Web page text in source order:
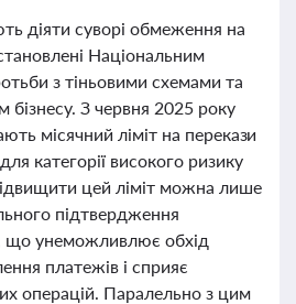
діяти суворі обмеження на
Національним
з тіньовими схемами та
З червня 2025 року
місячний ліміт на перекази
категорії високого ризику
цей ліміт можна лише
підтвердження
що унеможливлює обхід
платежів і сприяє
операцій. Паралельно з цим